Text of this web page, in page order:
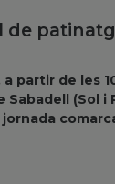
de
partir de les
Sabadell (Sol i